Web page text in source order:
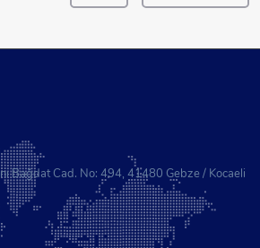
Bağdat Cad. No: 494, 41480 Gebze / Kocaeli